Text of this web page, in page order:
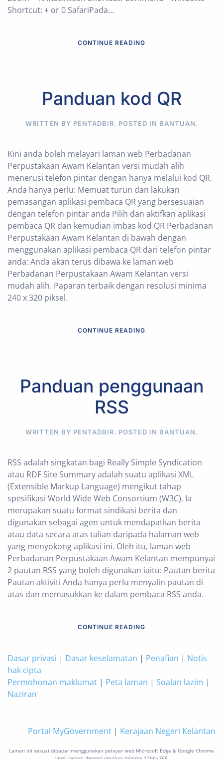
Shortcut: + or 0 SafariPada...
CONTINUE READING
Panduan kod QR
WRITTEN BY PENTADBIR. POSTED IN BANTUAN.
Kini anda boleh melayari laman web Perbadanan
Perpustakaan Awam Kelantan versi mudah alih
menerusi telefon pintar dengan hanya melalui kod QR.
Anda hanya perlu: Memuat turun dan lakukan
pemasangan aplikasi pembaca QR yang bersesuaian
dengan telefon pintar anda Pilih dan aktifkan aplikasi
pembaca QR dan kemudian imbas kod QR Perbadanan
Perpustakaan Awam Kelantan di bawah dengan
menggunakan aplikasi pembaca QR dari telefon pintar
anda: Anda akan terus dibawa ke laman web
Perbadanan Perpustakaan Awam Kelantan versi
mudah alih. Paparan terbaik dengan resolusi minima
240 x 320 piksel.
CONTINUE READING
Panduan penggunaan
RSS
WRITTEN BY PENTADBIR. POSTED IN BANTUAN.
RSS adalah singkatan bagi Really Simple Syndication
atau RDF Site Summary adalah suatu aplikasi XML
(Extensible Markup Language) mengikut tahap
spesifikasi World Wide Web Consortium (W3C). Ia
merupakan suatu format sindikasi berita dan
digunakan sebagai agen untuk mendapatkan berita
atau data secara atas talian daripada halaman web
yang menyokong aplikasi ini. Oleh itu, laman web
Perbadanan Perpustakaan Awam Kelantan mempunyai
2 pautan RSS yang boleh digunakan iaitu: Pautan berita
Pautan aktiviti Anda hanya perlu menyalin pautan di
atas dan memasukkan ke dalam pembaca RSS anda.
CONTINUE READING
Dasar privasi | Dasar keselamatan | Penafian | Notis
hak cipta
Permohonan maklumat | Peta laman | Soalan lazim |
Naziran
Portal MyGovernment | Kerajaan Negeri Kelantan
Laman ini sesuai dipapar menggunakan pelayar web Microsoft Edge & Google Chrome